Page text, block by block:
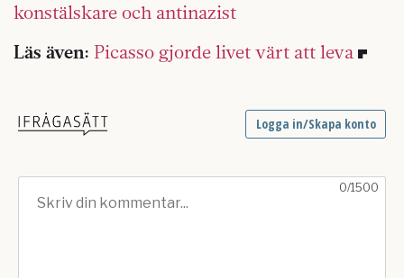
konstälskare och antinazist
Läs även: Picasso gjorde livet värt att leva